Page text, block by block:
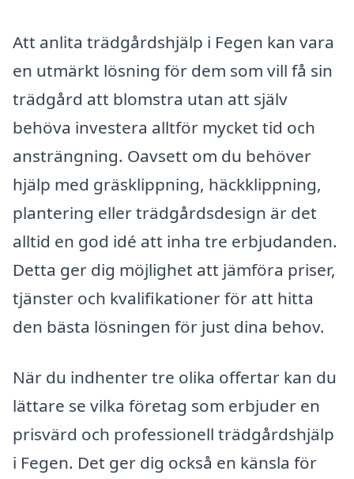
Att anlita trädgårdshjälp i Fegen kan vara
en utmärkt lösning för dem som vill få sin
trädgård att blomstra utan att själv
behöva investera alltför mycket tid och
ansträngning. Oavsett om du behöver
hjälp med gräsklippning, häckklippning,
plantering eller trädgårdsdesign är det
alltid en god idé att inha tre erbjudanden.
Detta ger dig möjlighet att jämföra priser,
tjänster och kvalifikationer för att hitta
den bästa lösningen för just dina behov.
När du indhenter tre olika offertar kan du
lättare se vilka företag som erbjuder en
prisvärd och professionell trädgårdshjälp
i Fegen. Det ger dig också en känsla för